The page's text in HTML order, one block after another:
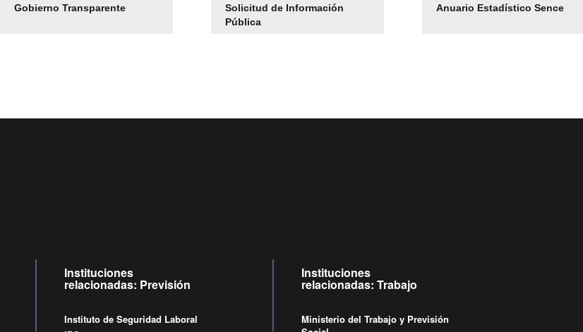
Gobierno Transparente
Solicitud de Información
Pública
Anuario Estadístico Sence
Pago Proveedores
Empleos Públicos
Solicitud Audiencias
Instituciones
relacionadas: Previsión
Instituto de Seguridad Laboral
Instituciones
relacionadas: Trabajo
Ministerio del Trabajo y Previsión